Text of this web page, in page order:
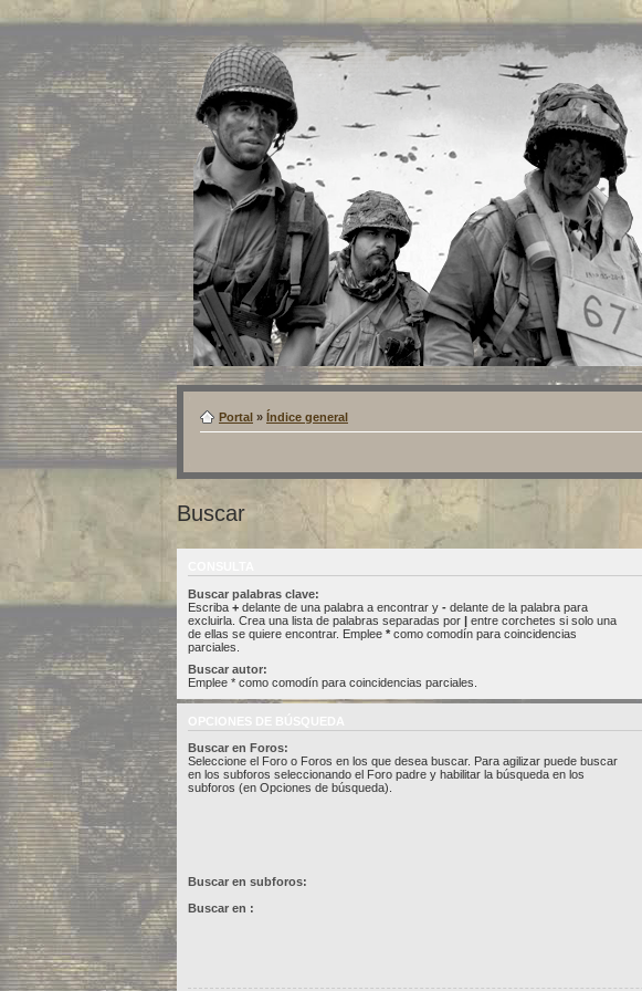
Portal » Índice general
Buscar
Buscar palabras clave:
Escriba + delante de una palabra a encontrar y - delante de la palabra para
excluirla. Crea una lista de palabras separadas por | entre corchetes si solo una
de ellas se quiere encontrar. Emplee * como comodín para coincidencias
parciales.
Buscar autor:
Emplee * como comodín para coincidencias parciales.
Buscar en Foros:
Seleccione el Foro o Foros en los que desea buscar. Para agilizar puede buscar
en los subforos seleccionando el Foro padre y habilitar la búsqueda en los
subforos (en Opciones de búsqueda).
Buscar en subforos:
Buscar en :